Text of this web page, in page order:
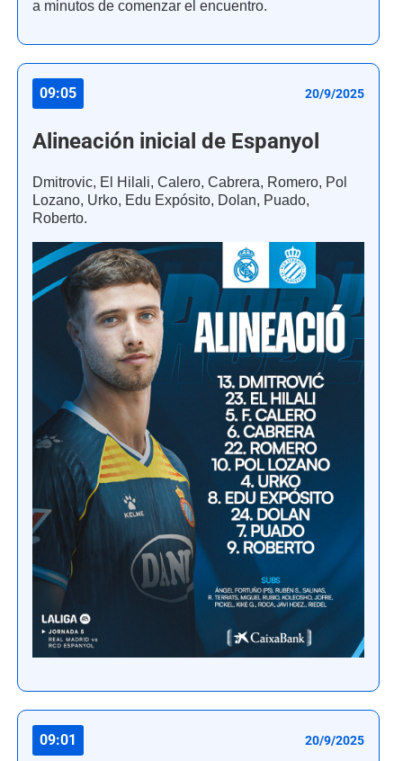
a minutos de comenzar el encuentro.
09:05 20/9/2025
Alineación inicial de Espanyol
Dmitrovic, El Hilali, Calero, Cabrera, Romero, Pol
Lozano, Urko, Edu Expósito, Dolan, Puado,
Roberto.
09:01 20/9/2025